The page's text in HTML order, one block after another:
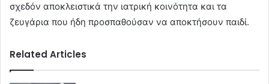
σχεδόν αποκλειστικά την ιατρική κοινότητα και τα
ζευγάρια που ήδη προσπαθούσαν να αποκτήσουν παιδί.
Related Articles